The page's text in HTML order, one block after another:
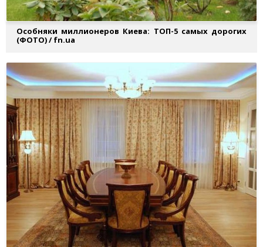
Особняки миллионеров Киева: ТОП-5 самых дорогих
(ФОТО) / fn.ua